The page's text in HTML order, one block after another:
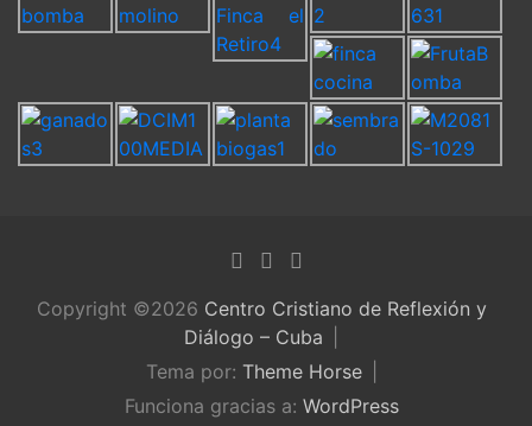
Copyright ©2026 Centro Cristiano de Reflexión y
Diálogo – Cuba
Tema por: Theme Horse
Funciona gracias a: WordPress